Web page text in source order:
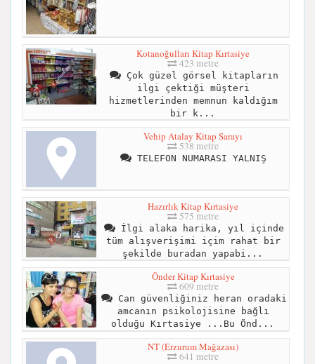
Kotanoğulları Kitap Kırtasiye
423 metre
Çok güzel görsel kitapların
ilgi çektiği müşteri
hizmetlerinden memnun kaldığım
bir k...
Vehip Atalay Kitap Sarayı
538 metre
TELEFON NUMARASI YALNIŞ
Hazırlık Kitap Kırtasiye
575 metre
İlgi alaka harika, yıl içinde
tüm alışverişimi içim rahat bir
şekilde buradan yapabi...
Önder Kitap Kırtasiye
609 metre
Can güvenliğiniz heran oradaki
amcanın psikolojisine bağlı
olduğu Kırtasiye ...Bu Önd...
NT (Erzurum Mağazası)
641 metre